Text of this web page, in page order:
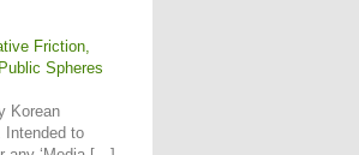
Friction,
Spheres
Korean
Intended to